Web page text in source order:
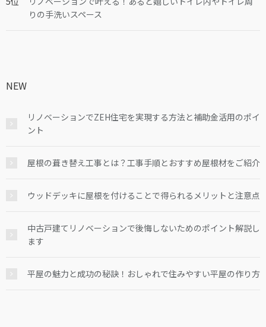
りの手洗いスペース
NEW
リノベーションでZEH住宅を実現する方法と補助金活用のポイ
ント
屋根の葺き替え工事とは？工事手順とおすすめ屋根材をご紹介
ウッドデッキに屋根を付けることで得られるメリットと注意点
中古戸建てリノベーションで後悔しないためのポイント解説し
ます
平屋の魅力と成功の秘訣！おしゃれで住みやすい平屋の作り方